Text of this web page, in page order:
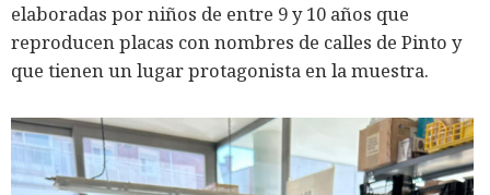
elaboradas por niños de entre 9 y 10 años que
reproducen placas con nombres de calles de Pinto y
que tienen un lugar protagonista en la muestra.